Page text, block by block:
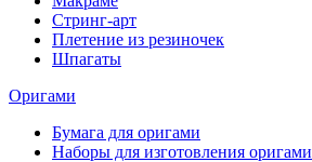
Стринг-арт
Плетение из резиночек
Шпагаты
Оригами
Бумага для оригами
Наборы для изготовления оригами